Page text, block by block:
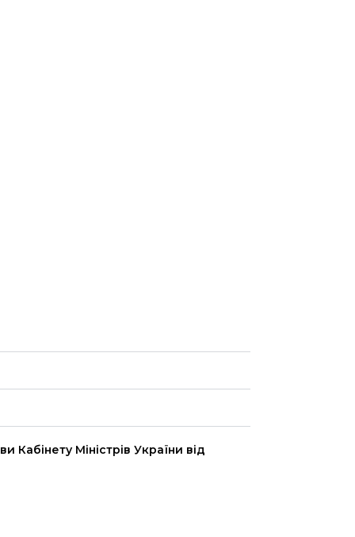
Кабінету Міністрів України від